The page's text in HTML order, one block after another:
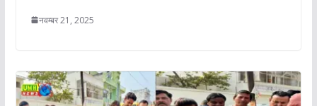
नवम्बर 21, 2025